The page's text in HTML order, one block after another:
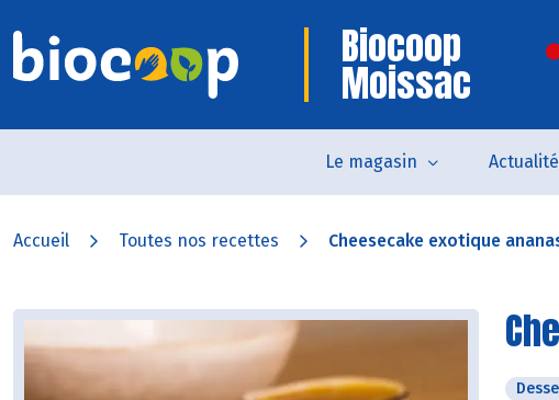
Biocoop
Moissac
Le magasin
Accueil Toutes nos recettes Cheesecake exotique